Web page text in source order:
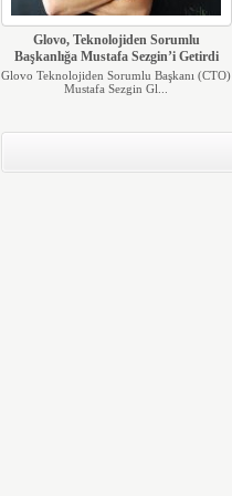
Glovo, Teknolojiden Sorumlu
Başkanlığa Mustafa Sezgin’i Getirdi
Glovo Teknolojiden Sorumlu Başkanı (CTO)
Mustafa Sezgin Gl...